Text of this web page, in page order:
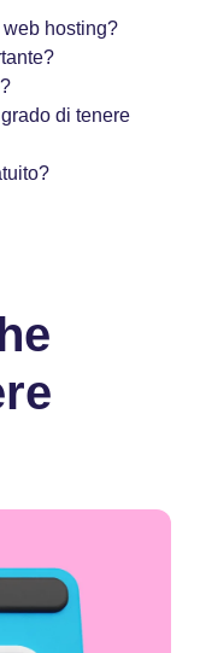
hosting?
di tenere